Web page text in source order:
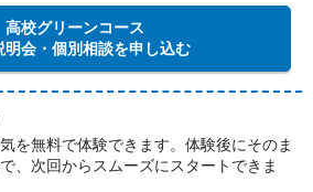
高校グリーンコース
明会・個別相談を申し込む
を無料で体験できます。体験後にそのま
、次回からスムーズにスタートできま